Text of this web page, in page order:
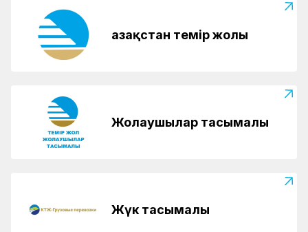
Қазақстан темір жолы
Жолаушылар тасымалы
Жүк тасымалы